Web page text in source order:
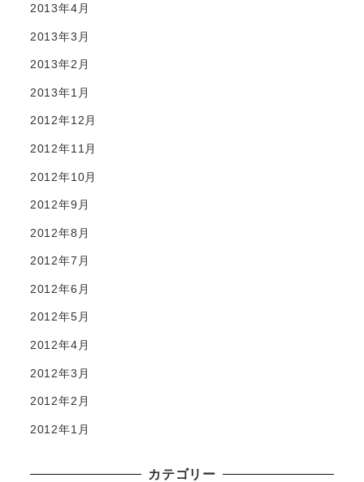
2013年4月
2013年3月
2013年2月
2013年1月
2012年12月
2012年11月
2012年10月
2012年9月
2012年8月
2012年7月
2012年6月
2012年5月
2012年4月
2012年3月
2012年2月
2012年1月
カテゴリー